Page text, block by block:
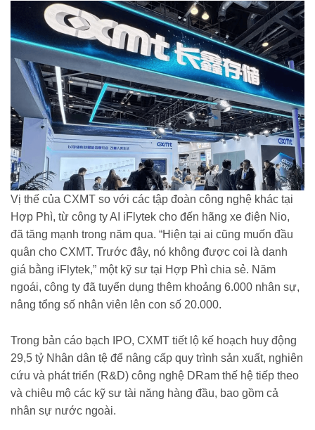
Vị thế của CXMT so với các tập đoàn công nghệ khác tại
Hợp Phì, từ công ty AI iFlytek cho đến hãng xe điện Nio,
đã tăng mạnh trong năm qua. “Hiện tại ai cũng muốn đầu
quân cho CXMT. Trước đây, nó không được coi là danh
giá bằng iFlytek,” một kỹ sư tại Hợp Phì chia sẻ. Năm
ngoái, công ty đã tuyển dụng thêm khoảng 6.000 nhân sự,
nâng tổng số nhân viên lên con số 20.000.
Trong bản cáo bạch IPO, CXMT tiết lộ kế hoạch huy động
29,5 tỷ Nhân dân tệ để nâng cấp quy trình sản xuất, nghiên
cứu và phát triển (R&D) công nghệ DRam thế hệ tiếp theo
và chiêu mộ các kỹ sư tài năng hàng đầu, bao gồm cả
nhân sự nước ngoài.